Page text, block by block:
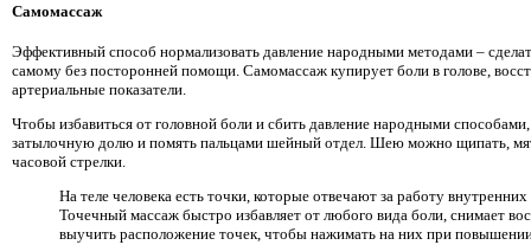
Самомассаж
Эффективный способ нормализовать давление народными методами –
самому без посторонней помощи. Самомассаж купирует боли в голове,
артериальные показатели.
Чтобы избавиться от головной боли и сбить давление народными
затылочную долю и помять пальцами шейный отдел. Шею можно щипать,
часовой стрелки.
На теле человека есть точки, которые отвечают за работу
Точечный массаж быстро избавляет от любого вида боли, снимает
выучить расположение точек, чтобы нажимать на них при